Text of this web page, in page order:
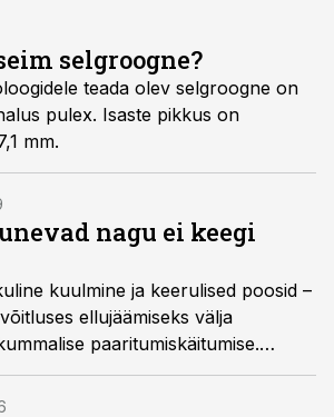
selgroogne?
teada olev selgroogne on
pulex. Isaste pikkus on
mm.
nagu ei keegi
kuulmine ja keerulised poosid –
ellujäämiseks välja
paaritumiskäitumise.
konnade põnevasse maailma!